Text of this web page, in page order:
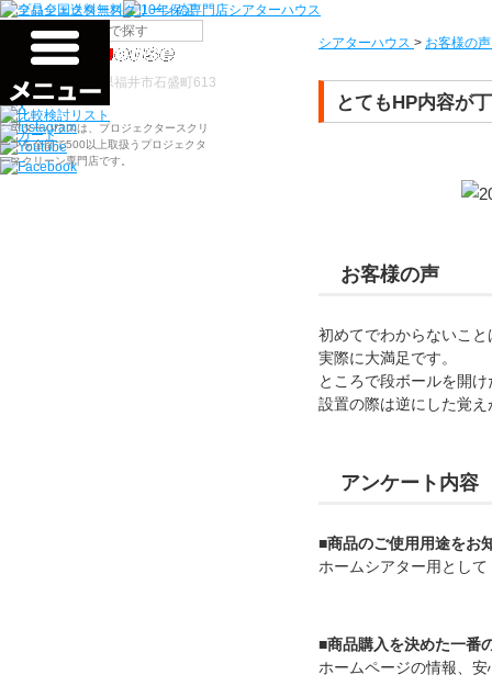
検索
シアターハウス > お客様の声
とてもHP内容が
お客様の声
初めてでわからないこ
実際に大満足です。
ところで段ボールを開
設置の際は逆にした覚
アンケート内容
■商品のご使用用途をお
ホームシアター用として
■商品購入を決めた一番
ホームページの情報、安
〒910-0122 福井県福井市石盛町613
シアターハウスは、プロジェクタースクリ
ーンを全部で500以上取扱うプロジェクタ
ースクリーン専門店です。